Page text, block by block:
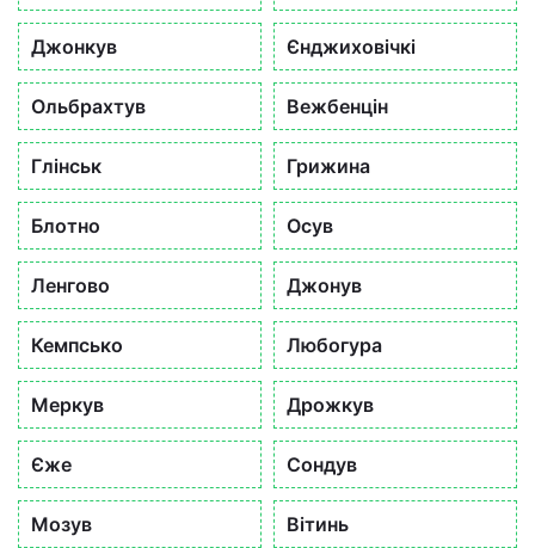
Джонкув Єнджиховічкі
Ольбрахтув Вежбенцін
Глінськ Грижина
Блотно Осув
Ленгово Джонув
Кемпсько Любогура
Меркув Дрожкув
Єже Сондув
Мозув Вітинь